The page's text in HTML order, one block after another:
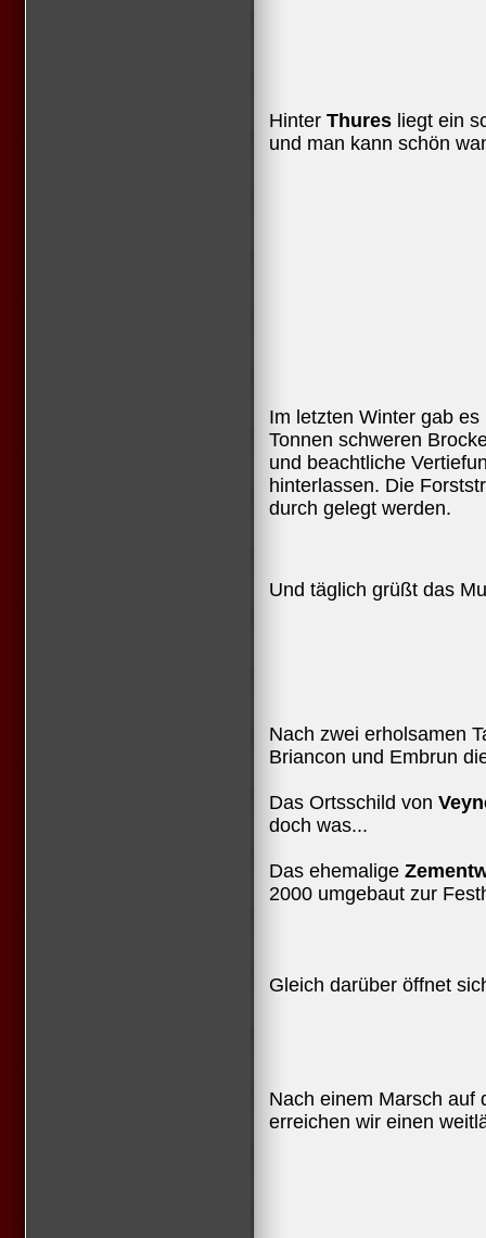
Hinter Thures liegt ein
und man kann schön
Im letzten Winter gab
Tonnen schweren
und beachtliche
hinterlassen. Die
durch gelegt werden.
Und täglich grüßt das
Nach zwei erholsamen
Briancon und Embrun
Das Ortsschild von
doch was...
Das ehemalige
2000 umgebaut zur
Gleich darüber öffnet
Nach einem Marsch auf
erreichen wir einen